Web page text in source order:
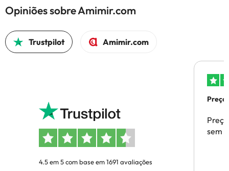
Opiniões sobre Amimir.com
Trustpilot Amimir.com
4.5 em 5 com base em 1691 avaliações
sem